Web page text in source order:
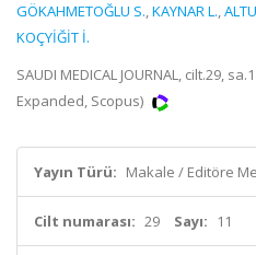
GÖKAHMETOĞLU S.,KAYNAR L.,
KOÇYİĞİT İ.
SAUDI MEDICAL JOURNAL, cilt.29,
Expanded, Scopus)
Yayın Türü: Makale / Editöre
Cilt numarası: 29 Sayı: 11